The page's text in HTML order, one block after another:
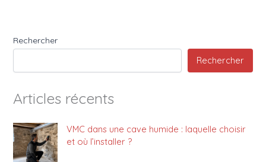
Rechercher
Rechercher
Articles récents
VMC dans une cave humide : laquelle choisir
et où l’installer ?